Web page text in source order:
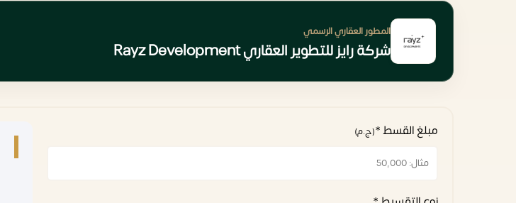
المطور العقاري الرسمي
شركة رايز للتطوير العقاري Rayz Development
مبلغ القسط *(ج.م)